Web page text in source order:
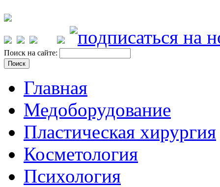
Поиск на сайте:
Главная
Медоборудование
Пластическая хирургия
Косметология
Психология